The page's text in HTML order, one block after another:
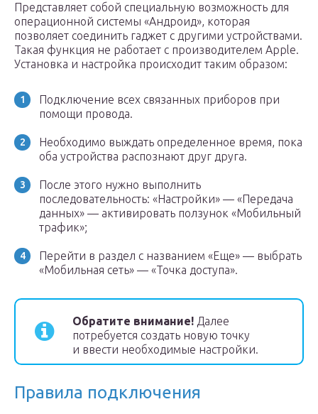
Представляет собой специальную возможность для
операционной системы «Андроид», которая
позволяет соединить гаджет с другими устройствами.
Такая функция не работает с производителем Apple.
Установка и настройка происходит таким образом:
Подключение всех связанных приборов при
помощи провода.
Необходимо выждать определенное время, пока
оба устройства распознают друг друга.
После этого нужно выполнить
последовательность: «Настройки» — «Передача
данных» — активировать ползунок «Мобильный
трафик»;
Перейти в раздел с названием «Еще» — выбрать
«Мобильная сеть» — «Точка доступа».
Обратите внимание! Далее
потребуется создать новую точку
и ввести необходимые настройки.
Правила подключения